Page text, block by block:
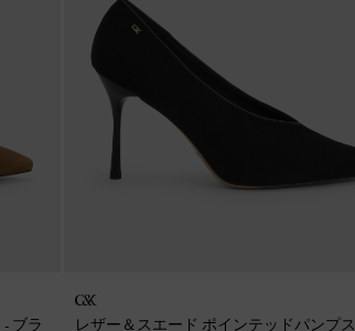
- ブラ
レザー＆スエード ポインテッドパンプス